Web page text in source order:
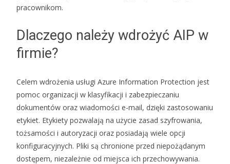
pracownikom.
Dlaczego należy wdrożyć AIP w
firmie?
Celem wdrożenia usługi Azure Information Protection jest
pomoc organizacji w klasyfikacji i zabezpieczaniu
dokumentów oraz wiadomości e-mail, dzięki zastosowaniu
etykiet. Etykiety pozwalają na użycie zasad szyfrowania,
tożsamości i autoryzacji oraz posiadają wiele opcji
konfiguracyjnych. Pliki są chronione przed niepożądanym
dostępem, niezależnie od miejsca ich przechowywania.